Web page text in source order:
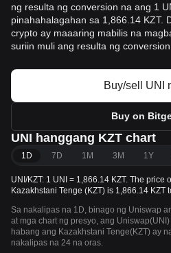
ng resulta ng conversion na ang 1
pinahahalagahan sa 1,866.14 KZT.
crypto ay maaaring mabilis na
suriin muli ang resulta ng conversion.
Buy/sell UNI
Buy on
UNI hanggang KZT chart
1D 7D 1M 3M 1Y
UNI/KZT: 1 UNI = 1,866.14 KZT. The
Kazakhstani Tenge (KZT) is 1,866.14 KZT
Sa nakalipas na 1D, binago ng Uniswap
at mga chart ng presyo, ang
habang ang Kazakhstani Tenge(KZT) ay
nakalipas na 24 na oras.